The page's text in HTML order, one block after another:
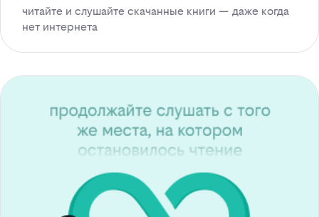
читайте и слушайте скачанные книги — даже когда
нет интернета